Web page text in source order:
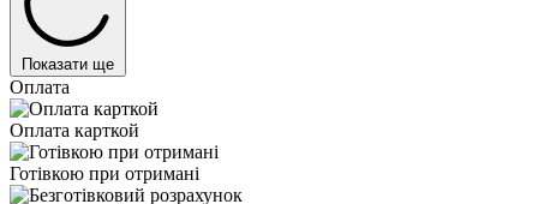
Показати ще
Оплата
Оплата карткой
Готівкою при отримані